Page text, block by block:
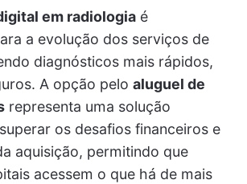
em radiologiaé
a evolução dos serviços de
diagnósticos mais rápidos,
A opção pelo aluguel de
representa uma solução
os desafios financeiros e
aquisição, permitindo que
acessem o que há de mais